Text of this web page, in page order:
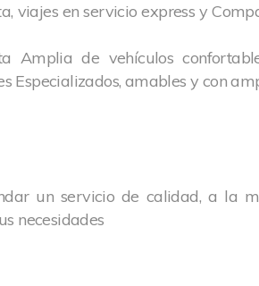
viajes en servicio express y
Amplia de vehículos
Especializados, amables y con
un servicio de calidad, a la
necesidades